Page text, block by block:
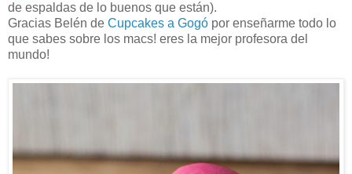
de espaldas de lo buenos que están).
Gracias Belén de Cupcakes a Gogó por enseñarme todo lo
que sabes sobre los macs! eres la mejor profesora del
mundo!